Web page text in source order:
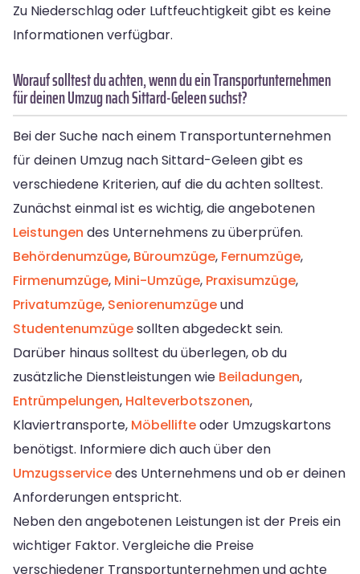
Zu Niederschlag oder Luftfeuchtigkeit gibt es keine
Informationen verfügbar.
Worauf solltest du achten, wenn du ein Transportunternehmen
für deinen Umzug nach Sittard-Geleen suchst?
Bei der Suche nach einem Transportunternehmen
für deinen Umzug nach Sittard-Geleen gibt es
verschiedene Kriterien, auf die du achten solltest.
Zunächst einmal ist es wichtig, die angebotenen
Leistungen des Unternehmens zu überprüfen.
Behördenumzüge, Büroumzüge, Fernumzüge,
Firmenumzüge, Mini-Umzüge, Praxisumzüge,
Privatumzüge, Seniorenumzügeund
Studentenumzügesollten abgedeckt sein.
Darüber hinaus solltest du überlegen, ob du
zusätzliche Dienstleistungen wie Beiladungen,
Entrümpelungen, Halteverbotszonen,
Klaviertransporte, Möbellifteoder Umzugskartons
benötigst. Informiere dich auch über den
Umzugsservicedes Unternehmens und ob er deinen
Anforderungen entspricht.
Neben den angebotenen Leistungen ist der Preis ein
wichtiger Faktor. Vergleiche die Preise
verschiedener Transportunternehmen und achte